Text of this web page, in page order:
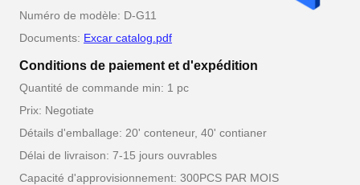
Numéro de modèle: D-G11
Documents: Excar catalog.pdf
Conditions de paiement et d'expédition
Quantité de commande min: 1 pc
Prix: Negotiate
Détails d'emballage: 20' conteneur, 40' contianer
Délai de livraison: 7-15 jours ouvrables
Capacité d'approvisionnement: 300PCS PAR MOIS